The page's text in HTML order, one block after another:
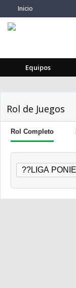
Inicio
Equipos
Rol de Juegos
Rol Completo